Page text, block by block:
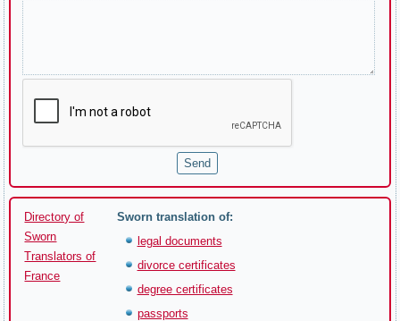
Sworn translation of:
legal documents
divorce certificates
degree certificates
passports
Directory of
Sworn
Translators of
France